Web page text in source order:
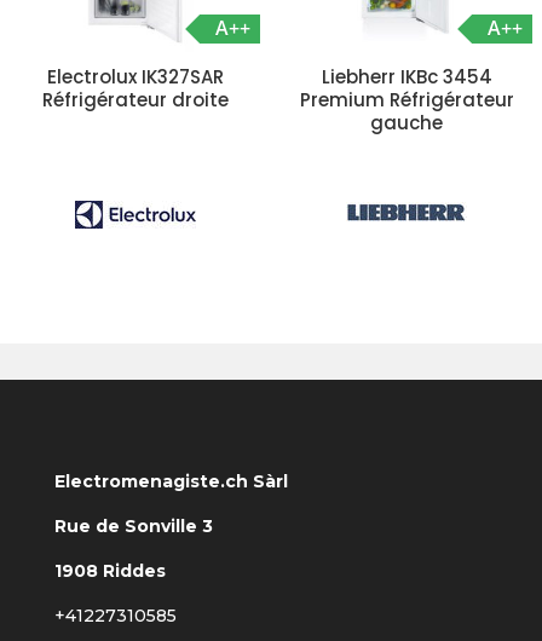
A++
Electrolux IK327SAR
Réfrigérateur droite
A++
Liebherr IKBc 3454
Premium Réfrigérateur
gauche
Electromenagiste.ch Sàrl
Rue de Sonville 3
1908 Riddes
+41227310585